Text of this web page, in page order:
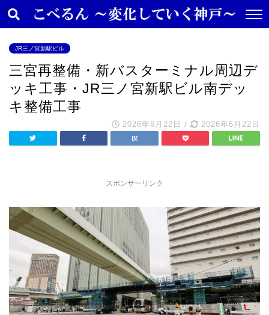
JR三ノ宮新駅ビル
三宮再整備・新バスターミナル周辺デ
ッキ工事・JR三ノ宮新駅ビル南デッ
キ整備工事
2026年6月22日 / 2026年6月22日
スポンサーリンク